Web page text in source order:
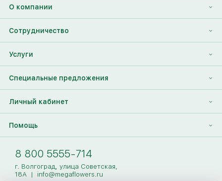
8 800 5555-714
г. Волгоград, улица Советская,
18А | info@megaflowers.ru
О компании
О нас
Контакты
Видеогалерея
Новости
Сотрудничество
Франшиза
Партнеры Megaflowers
Услуги
Найти друга
Доставка цветов за границу
Специальные предложения
Накопительные скидки
Личный кабинет
Вход
Помощь
Оплата